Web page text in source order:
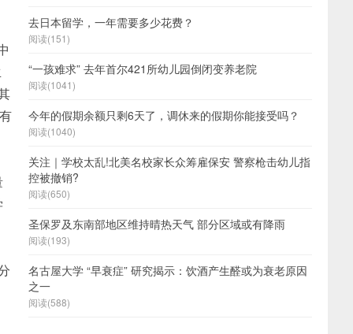
去日本留学，一年需要多少花费？
阅读(151)
“一孩难求” 去年首尔421所幼儿园倒闭变养老院
阅读(1041)
今年的假期余额只剩6天了，调休来的假期你能接受吗？
阅读(1040)
关注｜学校太乱!北美名校家长众筹雇保安 警察枪击幼儿指
控被撤销?
阅读(650)
圣保罗及东南部地区维持晴热天气 部分区域或有降雨
阅读(193)
名古屋大学 “早衰症” 研究揭示：饮酒产生醛或为衰老原因
之一
阅读(588)